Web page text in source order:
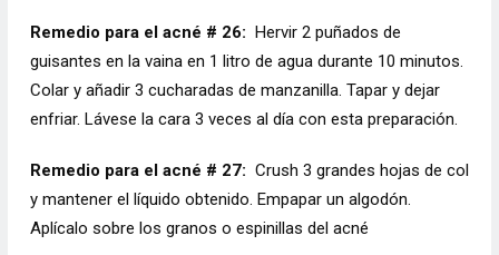
Remedio para el acné # 26: Hervir 2 puñados de
guisantes en la vaina en 1 litro de agua durante 10 minutos.
Colar y añadir 3 cucharadas de manzanilla. Tapar y dejar
enfriar. Lávese la cara 3 veces al día con esta preparación.
Remedio para el acné # 27: Crush 3 grandes hojas de col
y mantener el líquido obtenido. Empapar un algodón.
Aplícalo sobre los granos o espinillas del acné